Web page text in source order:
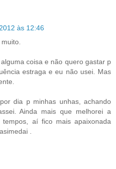
às 12:46
coisa e não quero gastar p
estraga e eu não usei. Mas
dia p minhas unhas, achando
Ainda mais que melhorei a
tempos, aí fico mais apaixonada
.